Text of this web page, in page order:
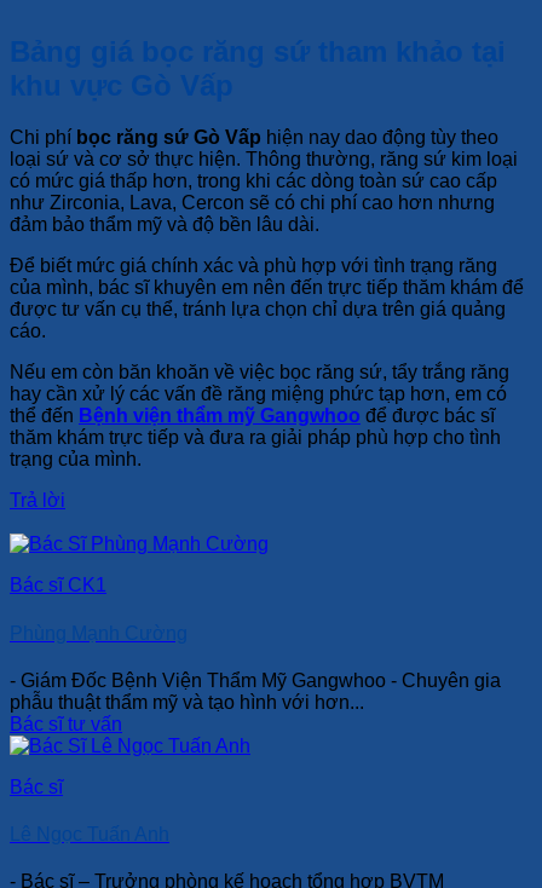
Bảng giá bọc răng sứ tham khảo tại
khu vực Gò Vấp
Chi phí bọc răng sứ Gò Vấp hiện nay dao động tùy theo
loại sứ và cơ sở thực hiện. Thông thường, răng sứ kim loại
có mức giá thấp hơn, trong khi các dòng toàn sứ cao cấp
như Zirconia, Lava, Cercon sẽ có chi phí cao hơn nhưng
đảm bảo thẩm mỹ và độ bền lâu dài.
Để biết mức giá chính xác và phù hợp với tình trạng răng
của mình, bác sĩ khuyên em nên đến trực tiếp thăm khám để
được tư vấn cụ thể, tránh lựa chọn chỉ dựa trên giá quảng
cáo.
Nếu em còn băn khoăn về việc bọc răng sứ, tẩy trắng răng
hay cần xử lý các vấn đề răng miệng phức tạp hơn, em có
thể đến Bệnh viện thẩm mỹ Gangwhoo để được bác sĩ
thăm khám trực tiếp và đưa ra giải pháp phù hợp cho tình
trạng của mình.
Trả lời
Bác sĩ CK1
Phùng Mạnh Cường
- Giám Đốc Bệnh Viện Thẩm Mỹ Gangwhoo - Chuyên gia
phẫu thuật thẩm mỹ và tạo hình với hơn...
Bác sĩ tư vấn
Bác sĩ
Lê Ngọc Tuấn Anh
- Bác sĩ – Trưởng phòng kế hoạch tổng hợp BVTM